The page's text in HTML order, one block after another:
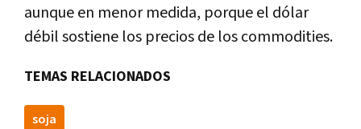
aunque en menor medida, porque el dólar
débil sostiene los precios de los commodities.
TEMAS RELACIONADOS
soja